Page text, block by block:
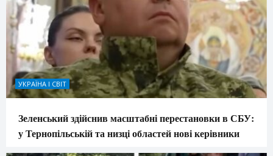
УКРАЇНА І СВІТ
Зеленський здійснив масштабні перестановки в СБУ:
у Тернопільській та низці областей нові керівники